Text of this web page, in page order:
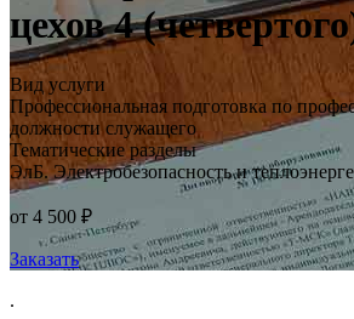
цехов 4
Вид услуги
Профессиональная подготовка по
должности служащего
Тематические разделы
ЭлБ. Электробезопасность и
от 4 500 ₽
Заказать
.